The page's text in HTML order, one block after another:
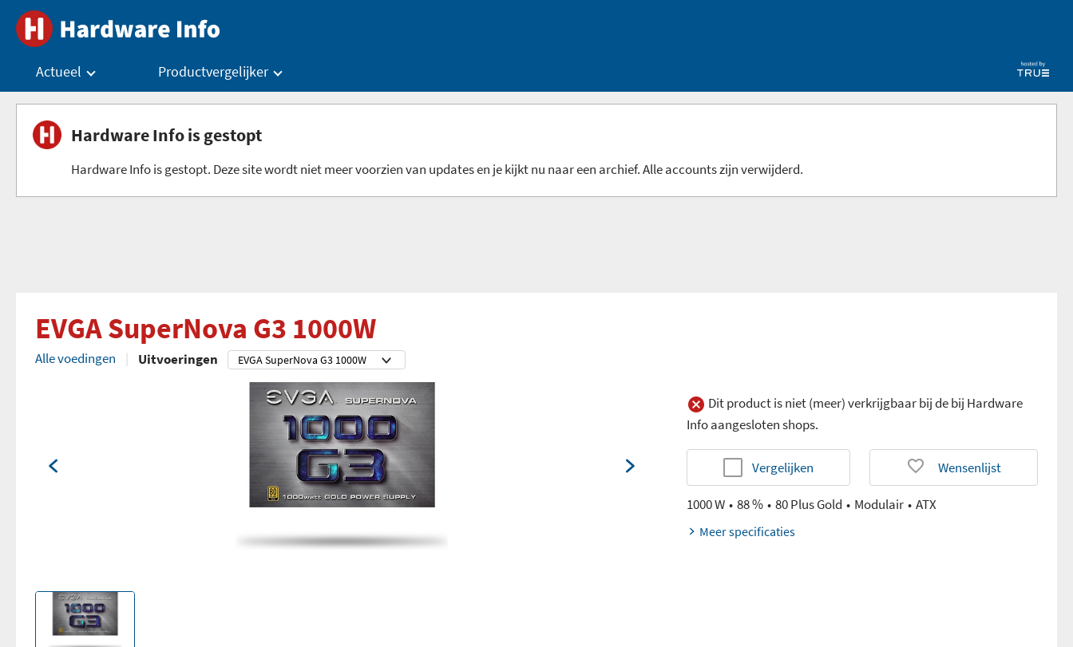
Actueel Productvergelijker
Hardware Info is gestopt
Hardware Info is gestopt. Deze site wordt niet meer voorzien van updates en je kijkt nu naar een archief. Alle accounts zijn verwijderd.
EVGA SuperNova G3 1000W
Alle voedingen Uitvoeringen
Dit product is niet (meer) verkrijgbaar bij de bij Hardware
Info aangesloten shops.
Vergelijken Wensenlijst
1000 W 88 % 80 Plus Gold Modulair ATX
Meer specificaties